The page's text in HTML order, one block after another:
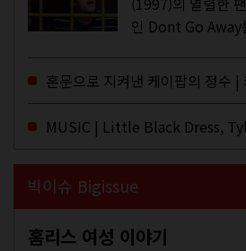
인 Dont Go Away
이브·데모·부틀렉
듣지 않았나 싶다.
혼문으로 지켜낸 케이팝의 정수 |
빅이슈 Bigissue
홈리스 여성 이야기